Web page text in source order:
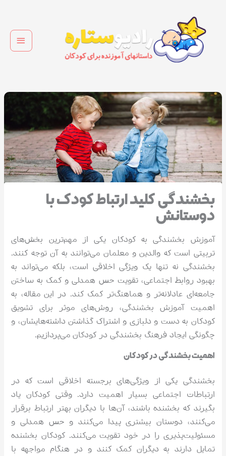
اصلی
بخشندگی کلید ارتباط کودک با
دوستانش
آموزش بخشندگی به کودکان یکی از مهم‌ترین بخش‌های
تربیتی است که والدین و معلمان می‌توانند به آن توجه کنند.
بخشندگی نه تنها یک ویژگی اخلاقی است، بلکه می‌تواند به
بهبود روابط اجتماعی، تقویت حس همدلی و کمک به ساختن
جامعه‌ای عادلانه‌تر و هماهنگ‌تر کمک کند. در این مقاله، به
اهمیت آموزش بخشندگی، روش‌های موثر برای تشویق
کودکان به دست و دلبازی و اشتراک گذاشتن داشته‌هایشان، و
چگونگی ایجاد فرهنگ بخشندگی در کودکان می‌پردازیم.
اهمیت بخشندگی در کودکان
بخشندگی یکی از ویژگی‌های برجسته اخلاقی است که در
ارتباطات اجتماعی بسیار اهمیت دارد. وقتی کودکان یاد
بگیرند که بخشنده باشند، آن‌ها با دیگران بهتر ارتباط برقرار
می‌کنند، دوستان بیشتری پیدا می‌کنند و حس همدلی و
مسئولیت‌پذیری را در خود تقویت می‌کنند. کودکان بخشنده
تمایل دارند به دیگران کمک کنند و در هنگام مواجهه با